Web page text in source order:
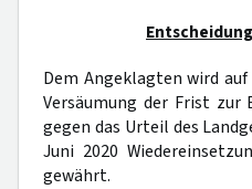
Dem Angeklagten wird
Versäumung der Frist zur
gegen das Urteil des
Juni 2020
gewährt.